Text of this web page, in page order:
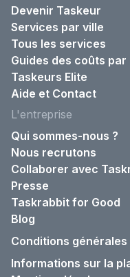
Devenir Taskeur
Services par ville
Tous les services
Guides des coûts
Taskeurs Elite
Aide et Contact
L'entreprise
Qui sommes-nous ?
Nous recrutons
Collaborer avec
Presse
Taskrabbit for Good
Blog
Conditions générales
Informations sur la